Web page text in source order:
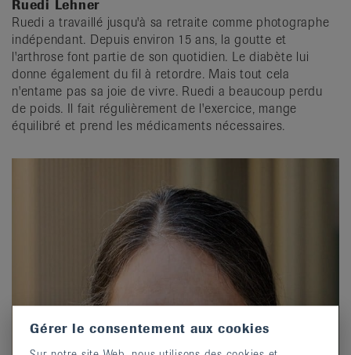
Ruedi Lehner
Ruedi a travaillé jusqu'à sa retraite comme photographe
indépendant. Depuis environ 15 ans, la goutte et
l'arthrose font partie de son quotidien. Le diabète lui
donne également du fil à retordre. Mais tout cela
n'entame pas sa joie de vivre. Ruedi a beaucoup perdu
de poids. Il fait régulièrement de l'exercice, mange
équilibré et prend les médicaments nécessaires.
Gérer le consentement aux cookies